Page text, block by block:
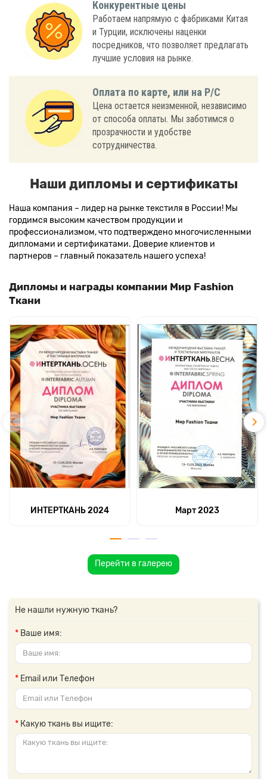
Конкурентные цены
Работаем напрямую с фабриками Китая
и Турции, исключены наценки
посредников, что позволяет предлагать
лучшие условия на рынке.
Оплата по карте, или на Р/С
Цена остается неизменной, независимо
от способа оплаты. Мы заботимся о
прозрачности и удобстве
сотрудничества.
Наши дипломы и сертификаты
Наша компания – лидер на рынке текстиля в России! Мы
гордимся высоким качеством продукции и
профессионализмом, что подтверждено многочисленными
дипломами и сертификатами. Доверие клиентов и
партнеров – главный показатель нашего успеха!
Дипломы и награды компании Мир Fashion
Ткани
ИНТЕРТКАНЬ 2024 Март 2023
Перейти в галерею
Не нашли нужную ткань?
Ваше имя:
Email или Телефон
Какую ткань вы ищите: